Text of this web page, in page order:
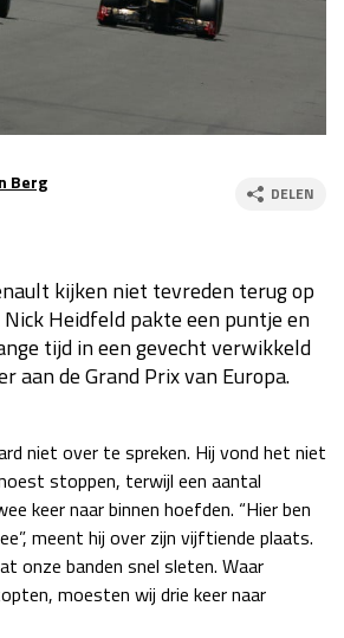
za 13:00 - 15:00
za 22:00 - 23:00
zo 21:00 - 23:00
06 - 08 nov
za 19:00 - 20:00
zo 18:00 - 20:00
PRIX 2026 20 - 22 nov
2026 04 - 06 dec
Berg
DELEN
kijken niet tevreden terug op
Nick Heidfeld pakte een puntje en
tijd in een gevecht verwikkeld
aan de Grand Prix van Europa.
niet over te spreken. Hij vond het niet
stoppen, terwijl een aantal
keer naar binnen hoefden. “Hier ben
meent hij over zijn vijftiende plaats.
onze banden snel sleten. Waar
moesten wij drie keer naar